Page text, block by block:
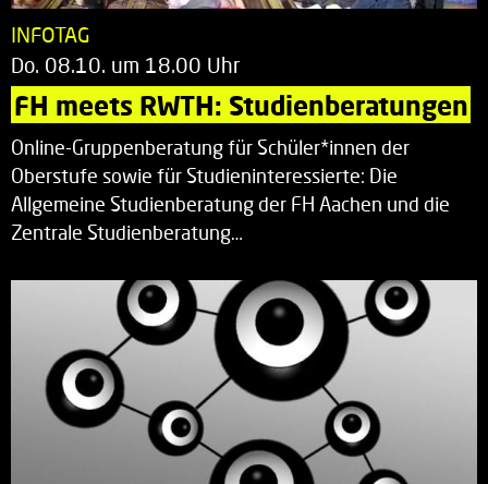
INFOTAG
Do. 08.10. um 18.00 Uhr
FH meets RWTH: Studienberatungen
Online-Gruppenberatung für Schüler*innen der
Oberstufe sowie für Studieninteressierte: Die
Allgemeine Studienberatung der FH Aachen und die
Zentrale Studienberatung…